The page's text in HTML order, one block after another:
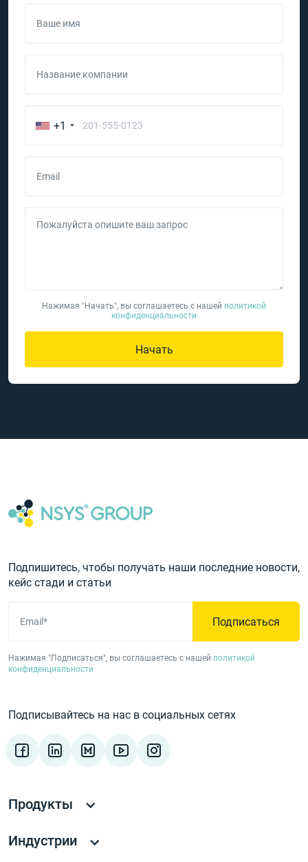
Ваше имя
Название компании
+1
Email
Пожалуйста опишите ваш запрос
Нажимая "Начать", вы соглашаетесь с нашей политикой
конфиденциальности
Начать
Подпишитесь, чтобы получать наши последние новости,
кейс стади и статьи
Email* Подписаться
Нажимая "Подписаться", вы соглашаетесь с нашей политикой
конфиденциальности
Подписывайтесь на нас в социальных сетях
Продукты
Индустрии